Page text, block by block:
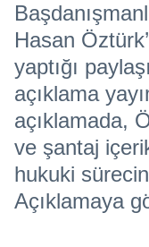
Hasan
yaptığı
açıklama
açıklamada,
ve şantaj
hukuki
Açıklamaya